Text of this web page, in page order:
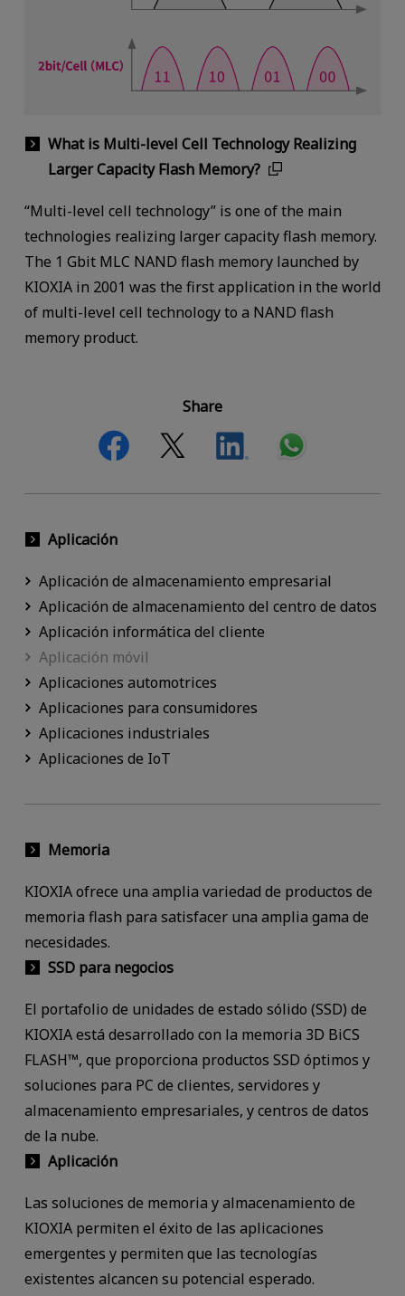
What is Multi-level Cell Technology Realizing
Larger Capacity Flash Memory?
“Multi-level cell technology” is one of the main
technologies realizing larger capacity flash memory.
The 1 Gbit MLC NAND flash memory launched by
KIOXIA in 2001 was the first application in the world
of multi-level cell technology to a NAND flash
memory product.
Share
Aplicación
Aplicación de almacenamiento empresarial
Aplicación de almacenamiento del centro de datos
Aplicación informática del cliente
Aplicación móvil
Aplicaciones automotrices
Aplicaciones para consumidores
Aplicaciones industriales
Aplicaciones de IoT
Memoria
KIOXIA ofrece una amplia variedad de productos de
memoria flash para satisfacer una amplia gama de
necesidades.
SSD para negocios
El portafolio de unidades de estado sólido (SSD) de
KIOXIA está desarrollado con la memoria 3D BiCS
FLASH™, que proporciona productos SSD óptimos y
soluciones para PC de clientes, servidores y
almacenamiento empresariales, y centros de datos
de la nube.
Aplicación
Las soluciones de memoria y almacenamiento de
KIOXIA permiten el éxito de las aplicaciones
emergentes y permiten que las tecnologías
existentes alcancen su potencial esperado.